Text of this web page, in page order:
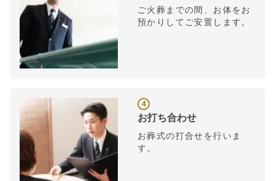
ご火葬までの間、お体をお
預かりしてご安置します。
4
お打ち合わせ
お葬式の打合せを行いま
す。